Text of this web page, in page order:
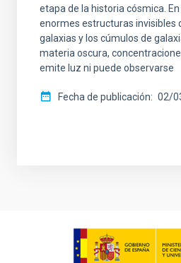
etapa de la historia cósmica.
enormes estructuras invisibles
galaxias y los cúmulos de
materia oscura,
emite luz ni puede observarse
Fecha de publicación 02/